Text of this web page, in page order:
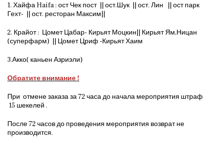
1. Хайфа Haifa : ост Чек пост || ост.Шук || ост. Лин || ост парк
Гехт- || ост. ресторан Максим||
2. Крайот : Цомет Цабар- Кирьят Моцкин|| Кирьят Ям,Ницан
(суперфарм) || Цомет Цриф -Кирьят Хаим
3.Акко( каньен Азриэли)
Обратите внимание !
При отмене заказа за 72 часа до начала мероприятия штраф
15 шекелей .
После 72 часов до проведения мероприятия возврат не
производится.